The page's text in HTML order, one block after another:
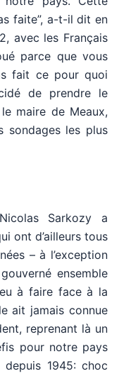
faite”, a-t-il dit en
avec les Français
parce que vous
fait ce pour quoi
de prendre le
maire de Meaux,
sondages les plus
Sarkozy a
ont d’ailleurs tous
– à l’exception
ensemble
à faire face à la
ait jamais connue
reprenant là un
pour notre pays
depuis 1945: choc